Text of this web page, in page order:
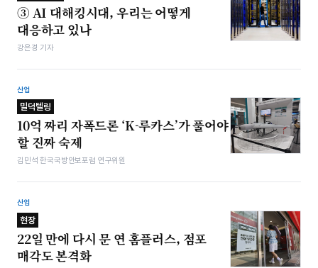
③ AI 대해킹시대, 우리는 어떻게
대응하고 있나
강은경 기자
산업
밀덕텔링
10억 짜리 자폭드론 ‘K-루카스’가 풀어야
할 진짜 숙제
김민석 한국국방안보포럼 연구위원
산업
현장
22일 만에 다시 문 연 홈플러스, 점포
매각도 본격화